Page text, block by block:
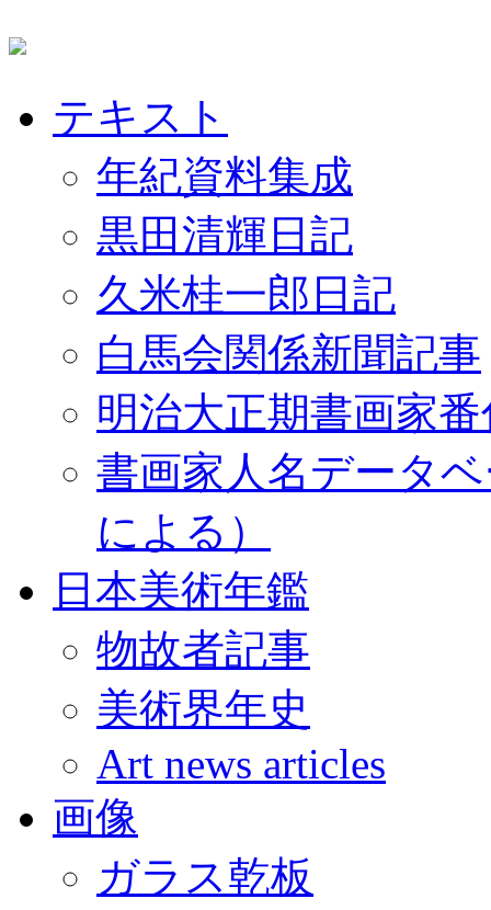
テキスト
年紀資料集成
黒田清輝日記
久米桂一郎日記
白馬会関係新聞記事
明治大正期書画家
書画家人名データ
による）
日本美術年鑑
物故者記事
美術界年史
Art news articles
画像
ガラス乾板